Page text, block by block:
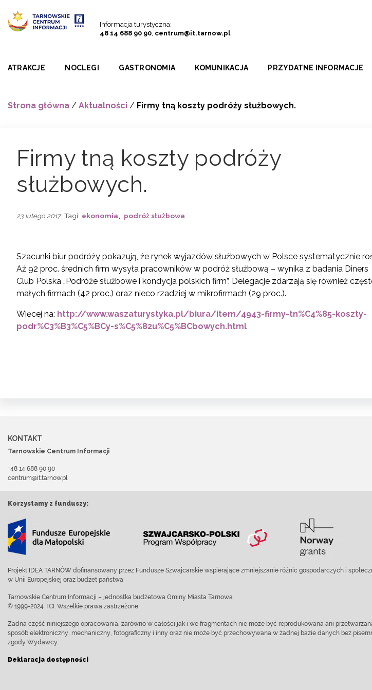
Informacja turystyczna:
48 14 688 90 90, centrum@it.tarnow.pl
ATRAKCJE NOCLEGI GASTRONOMIA KOMUNIKACJA PRZYDATNE INFORMACJE
Strona główna / Aktualności / Firmy tną koszty podróży służbowych.
Firmy tną koszty podróży
służbowych.
23 lutego 2017, Tagi: ekonomia, podróż służbowa
Szacunki biur podróży pokazują, że rynek wyjazdów służbowych w Polsce systematycznie
Aż 92 proc. średnich firm wysyła pracowników w podróż służbową – wynika z badania Diners
Club Polska „Podróże służbowe i kondycja polskich firm”. Delegacje zdarzają się również
małych firmach (42 proc.) oraz nieco rzadziej w mikrofirmach (29 proc.).
Więcej na: http://www.waszaturystyka.pl/biura/item/4943-firmy-tn%C4%85-koszty-
podr%C3%B3%C5%BCy-s%C5%82u%C5%BCbowych.html
KONTAKT
Tarnowskie Centrum Informacji
+48 14 688 90 90
centrum@it.tarnow.pl
Korzystamy z funduszy:
Projekt IDEA TARNÓW dofinansowany przez Fundusze Szwajcarskie wspierające zmniejszanie różnic gospodarczych i
w Unii Europejskiej oraz budżet państwa
Tarnowskie Centrum Informacji – jednostka budżetowa Gminy Miasta Tarnowa
© 1999-2024 TCI. Wszelkie prawa zastrzeżone.
Żadna część niniejszego opracowania, zarówno w całości jak i we fragmentach nie może być reprodukowana ani
sposób elektroniczny, mechaniczny, fotograficzny i inny oraz nie może być przechowywana w żadnej bazie danych bez
zgody Wydawcy.
Deklaracja dostępności